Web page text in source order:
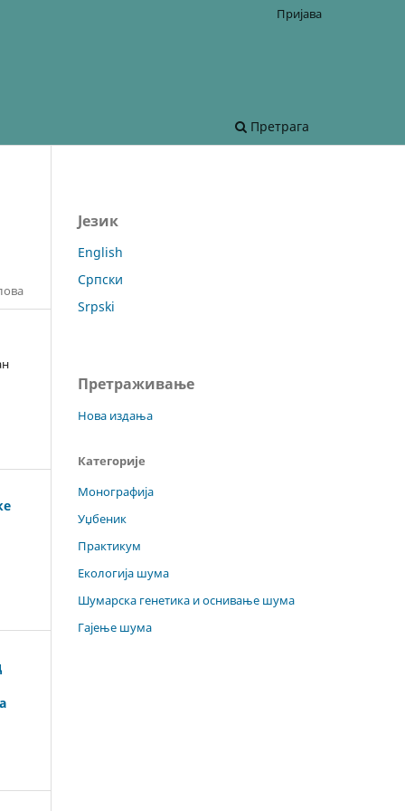
Претрага
Пријава
Језик
English
Српски
Srpski
Претраживање
Нова издања
Категорије
Монографија
Уџбеник
Практикум
Екологија шума
Шумарска генетика и оснивање шума
Гајење шума